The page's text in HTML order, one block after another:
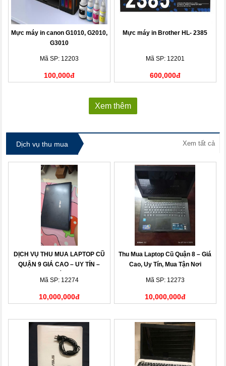
Mực máy in canon G1010, G2010,
G3010
Mã SP: 12203
100,000đ
Mực máy in Brother HL- 2385
Mã SP: 12201
600,000đ
Xem thêm
Dịch vụ thu mua Xem tất cả
DỊCH VỤ THU MUA LAPTOP CŨ
QUẬN 9 GIÁ CAO – UY TÍN –
Mã SP: 12274
10,000,000đ
Thu Mua Laptop Cũ Quận 8 – Giá
Cao, Uy Tín, Mua Tận Nơi
Mã SP: 12273
10,000,000đ